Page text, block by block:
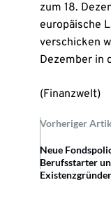
zum 18.
europäische
verschicken
Dezember in
(Finanzwelt)
Vorheriger
Neue
Berufsstarter
Existenzgründer